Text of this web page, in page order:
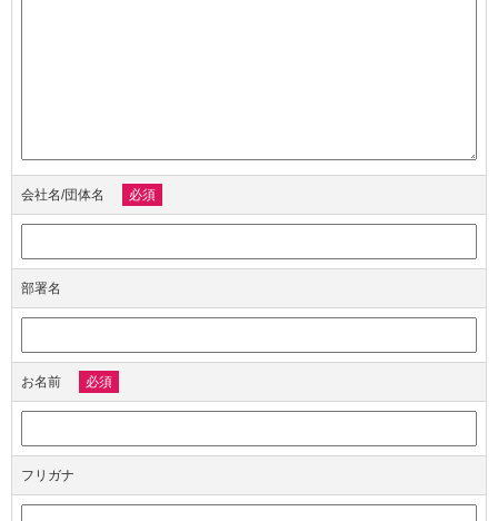
会社名/団体名 必須
部署名
お名前 必須
フリガナ